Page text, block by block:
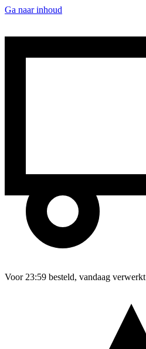
Ga naar inhoud
Voor 23:59 besteld, vandaag verwerkt